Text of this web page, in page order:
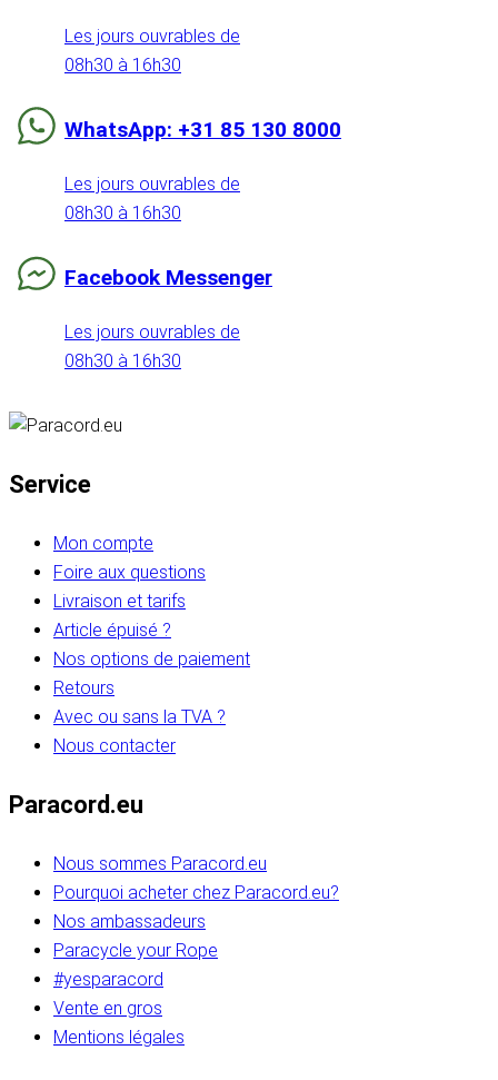
Les jours ouvrables de
08h30 à 16h30
WhatsApp: +31 85 130 8000
Les jours ouvrables de
08h30 à 16h30
Facebook Messenger
Les jours ouvrables de
08h30 à 16h30
Service
Mon compte
Foire aux questions
Livraison et tarifs
Article épuisé ?
Nos options de paiement
Retours
Avec ou sans la TVA ?
Nous contacter
Paracord.eu
Nous sommes Paracord.eu
Pourquoi acheter chez Paracord.eu?
Nos ambassadeurs
Paracycle your Rope
#yesparacord
Vente en gros
Mentions légales